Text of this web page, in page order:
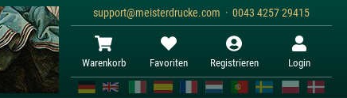
support@meisterdrucke.com · 0043 4257 29415
Warenkorb Favoriten Registrieren Login